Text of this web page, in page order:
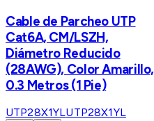
Cable de Parcheo UTP
Cat6A, CM/LSZH,
Diámetro Reducido
(28AWG), Color Amarillo,
0.3 Metros (1 Pie)
UTP28X1YLUTP28X1YL